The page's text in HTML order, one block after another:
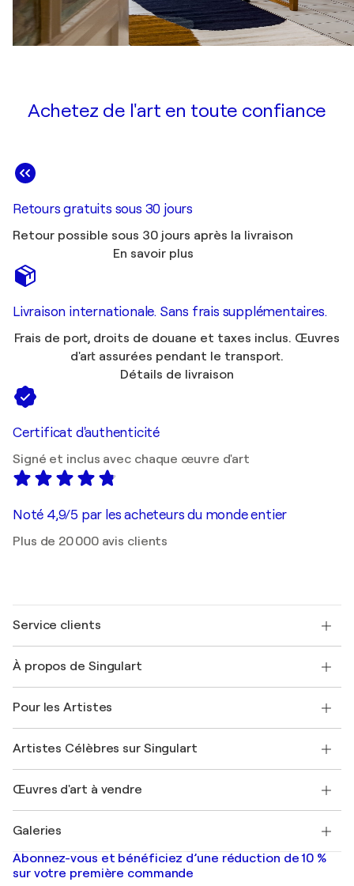
Achetez de l'art en toute confiance
Retours gratuits sous 30 jours
Retour possible sous 30 jours après la livraison
En savoir plus
Livraison internationale. Sans frais supplémentaires.
Frais de port, droits de douane et taxes inclus. Œuvres
d'art assurées pendant le transport.
Détails de livraison
Certificat d'authenticité
Signé et inclus avec chaque œuvre d'art
Noté 4,9/5 par les acheteurs du monde entier
Plus de 20 000 avis clients
Service clients
Expédition
Offrir une carte cadeau
Rejoignez notre programme commercial
Mon compte
+33 1 76 44 06 42
À propos de Singulart
FAQ
Magazine Singulart
Emplois
Découvrez une sélection d'art original
Pour les Artistes
Se connecter en tant qu'Artiste
Artistes Célèbres sur Singulart
Marc Chagall
Banksy
Mr. Brainwash
Shepard Fairey
Œuvres d'art à vendre
Tableaux abstraits à vendre
Peintures de paysage
Estampes
Galeries
Galeries d'art en France
Galeries d'art en Belgique
Abonnez-vous et bénéficiez d’une réduction de 10 %
sur votre première commande